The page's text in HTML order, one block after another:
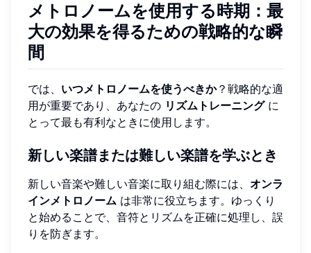
メトロノームを使用する時期 ：最
大の効果を得るための戦略的な瞬
間
では、 いつメトロノームを使うべきか？戦略的な適
用が重要であり、あなたの リズムトレーニングに
とって最も有利なときに使用します。
新しい楽譜または難しい楽譜を学ぶとき
新しい音楽や難しい音楽に取り組む際には、 オンラ
インメトロノーム は非常に役立ちます。ゆっくり
と始めることで、音符とリズムを正確に処理し、誤
りを防ぎます。